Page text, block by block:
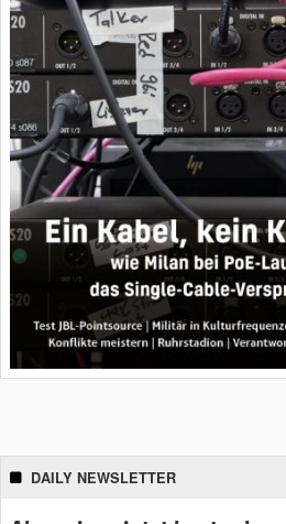
DAILY NEWSLETTER